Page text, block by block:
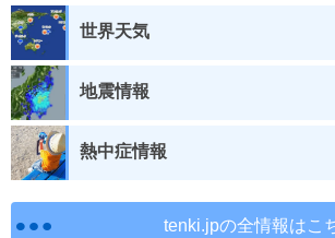
世界天気
地震情報
熱中症情報
tenki.jpの全情報はこ